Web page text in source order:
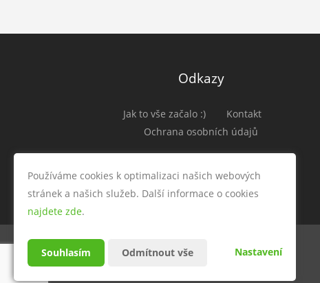
Odkazy
Jak to vše začalo :)
Kontakt
Ochrana osobních údajů
Používáme cookies k optimalizaci našich webových
stránek a našich služeb. Další informace o cookies
najdete zde.
Souhlasím Odmítnout vše Nastavení